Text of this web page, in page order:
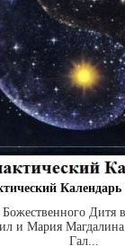
Календарь
Дитя
и Мария
Гал...